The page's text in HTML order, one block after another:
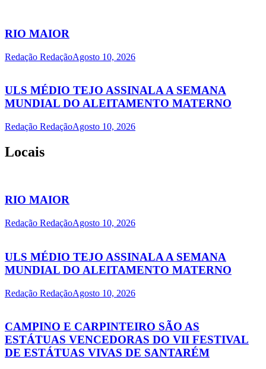
RIO MAIOR
Redação RedaçãoAgosto 10, 2026
ULS MÉDIO TEJO ASSINALA A SEMANA
MUNDIAL DO ALEITAMENTO MATERNO
Redação RedaçãoAgosto 10, 2026
Locais
RIO MAIOR
Redação RedaçãoAgosto 10, 2026
ULS MÉDIO TEJO ASSINALA A SEMANA
MUNDIAL DO ALEITAMENTO MATERNO
Redação RedaçãoAgosto 10, 2026
CAMPINO E CARPINTEIRO SÃO AS
ESTÁTUAS VENCEDORAS DO VII FESTIVAL
DE ESTÁTUAS VIVAS DE SANTARÉM